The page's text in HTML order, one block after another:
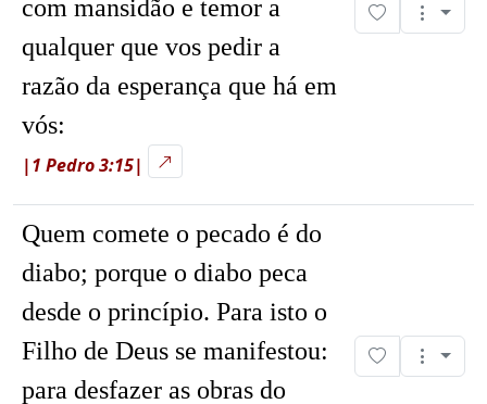
com mansidão e temor a
qualquer que vos pedir a
razão da esperança que há em
vós:
|1 Pedro 3:15|
Quem comete o pecado é do
diabo; porque o diabo peca
desde o princípio. Para isto o
Filho de Deus se manifestou:
para desfazer as obras do